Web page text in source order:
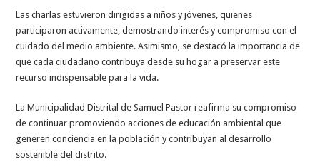
Las charlas estuvieron dirigidas a niños y jóvenes, quienes
participaron activamente, demostrando interés y compromiso con el
cuidado del medio ambiente. Asimismo, se destacó la importancia de
que cada ciudadano contribuya desde su hogar a preservar este
recurso indispensable para la vida.
La Municipalidad Distrital de Samuel Pastor reafirma su compromiso
de continuar promoviendo acciones de educación ambiental que
generen conciencia en la población y contribuyan al desarrollo
sostenible del distrito.